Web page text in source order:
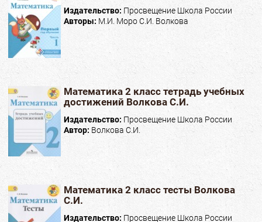
Издательство: Просвещение Школа России
Авторы: М.И. Моро С.И. Волкова
Математика 2 класс тетрадь учебных
достижений Волкова С.И.
Издательство: Просвещение Школа России
Автор: Волкова С.И.
Математика 2 класс тесты Волкова
С.И.
Издательство: Просвещение Школа России